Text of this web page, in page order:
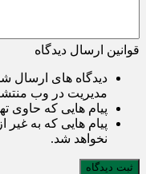
قوانین ارسال دیدگاه
دیدگاه های ارسال
مدیریت در وب
پیام هایی که حاوی
پیام هایی که به غیر
نخواهد شد.
ثبت دیدگاه